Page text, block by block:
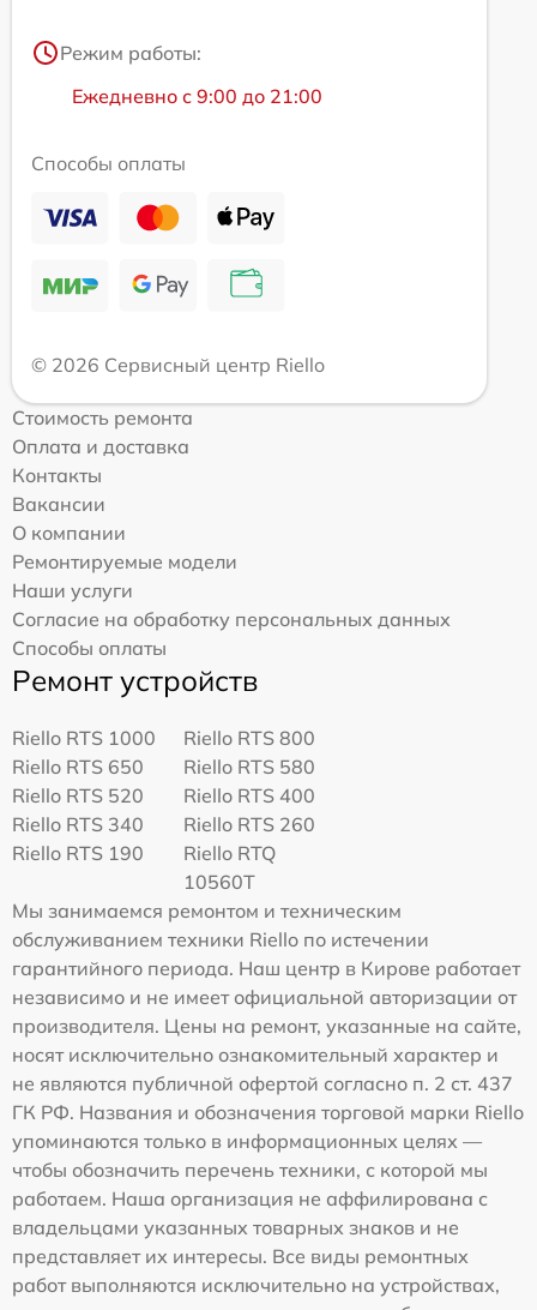
Режим работы:
Ежедневно с 9:00 до 21:00
Способы оплаты
© 2026 Сервисный центр Riello
Стоимость ремонта
Оплата и доставка
Контакты
Вакансии
О компании
Ремонтируемые модели
Наши услуги
Согласие на обработку персональных данных
Способы оплаты
Ремонт устройств
Riello RTS 1000
Riello RTS 800
Riello RTS 650
Riello RTS 580
Riello RTS 520
Riello RTS 400
Riello RTS 340
Riello RTS 260
Riello RTS 190
Riello RTQ
10560T
Мы занимаемся ремонтом и техническим
обслуживанием техники Riello по истечении
гарантийного периода. Наш центр в Кирове работает
независимо и не имеет официальной авторизации от
производителя. Цены на ремонт, указанные на сайте,
носят исключительно ознакомительный характер и
не являются публичной офертой согласно п. 2 ст. 437
ГК РФ. Названия и обозначения торговой марки Riello
упоминаются только в информационных целях —
чтобы обозначить перечень техники, с которой мы
работаем. Наша организация не аффилирована с
владельцами указанных товарных знаков и не
представляет их интересы. Все виды ремонтных
работ выполняются исключительно на устройствах,